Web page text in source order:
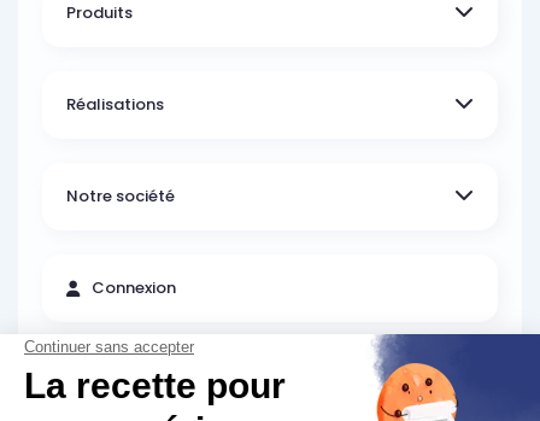
Produits
Réalisations
Notre société
Connexion
Inscrivez-vous pour recevoir nos offres et
nouveautés produits :